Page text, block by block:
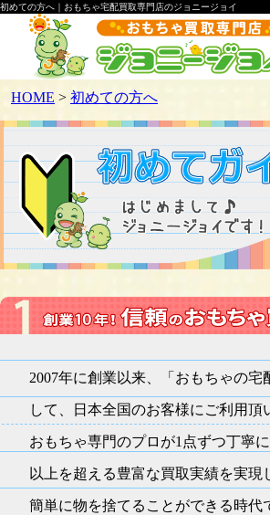
初めての方へ｜おもちゃ宅配買取専門店のジョニージョイ
HOME > 初めての方へ
2007年に創業以来、「おもちゃの宅
して、日本全国のお客様にご利用頂
おもちゃ専門のプロが1点ずつ丁寧
以上を超える豊富な買取実績を実現
簡単に物を捨てることができる時代